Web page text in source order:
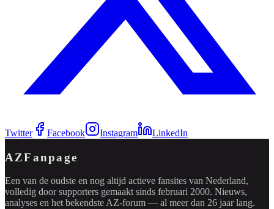
Twitter Facebook Instagram LinkedIn
AZFanpage
Een van de oudste en nog altijd actieve fansites van Nederland,
volledig door supporters gemaakt sinds februari 2000. Nieuws,
analyses en het bekendste AZ-forum — al meer dan 26 jaar lang.